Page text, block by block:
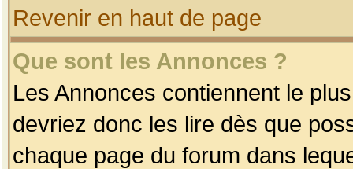
Revenir en haut de page
Que sont les Annonces ?
Les Annonces contiennent le
devriez donc les lire dès que
chaque page du forum dans